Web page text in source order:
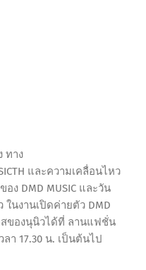
ทาง
และความเคลื่อนไหว
ง DMD MUSIC และวัน
นงานเปิดค่ายตัว DMD
สของนุนิวได้ที่ ลานแฟชั่น
า 17.30 น. เป็นต้นไป